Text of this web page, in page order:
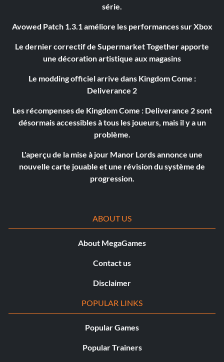
série.
Avowed Patch 1.3.1 améliore les performances sur Xbox
Le dernier correctif de Supermarket Together apporte
une décoration artistique aux magasins
Le modding officiel arrive dans Kingdom Come :
Deliverance 2
Les récompenses de Kingdom Come : Deliverance 2 sont
désormais accessibles à tous les joueurs, mais il y a un
problème.
L'aperçu de la mise à jour Manor Lords annonce une
nouvelle carte jouable et une révision du système de
progression.
ABOUT US
About MegaGames
Contact us
Disclaimer
POPULAR LINKS
Popular Games
Popular Trainers